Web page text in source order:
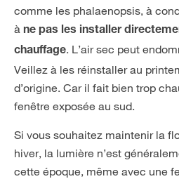
comme les phalaenopsis, à
à ne pas les installer
chauffage. L’air sec peut
Veillez à les réinstaller au
d’origine. Car il fait bien trop
fenêtre exposée au sud.
Si vous souhaitez maintenir la
hiver, la lumière n’est
cette époque, même avec une